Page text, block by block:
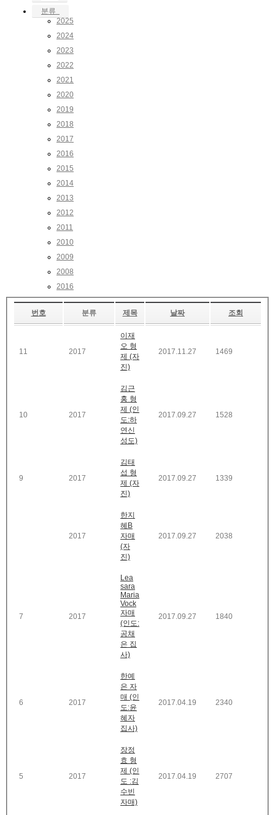
분류
2025
2024
2023
2022
2021
2020
2019
2018
2017
2016
2015
2014
2013
2012
2011
2010
2009
2008
2016
번호 분류 제목 날짜 조회
11 2017
이재
오 형
제 (자
진)
2017.11.27 1469
10 2017
김근
홍 형
제 (인
도:하
연신
성도)
2017.09.27 1528
9 2017
김태
섭 형
제 (자
진)
2017.09.27 1339
2017
한지
혜B
자매
(자
진)
2017.09.27 2038
7 2017
Lea
sara
Maria
Vock
자매
(인도:
공채
은 집
사)
2017.09.27 1840
6 2017
한예
은 자
매 (인
도:윤
혜자
집사)
2017.04.19 2340
5 2017
장정
효 형
제 (인
도 :김
수빈
자매)
2017.04.19 2707